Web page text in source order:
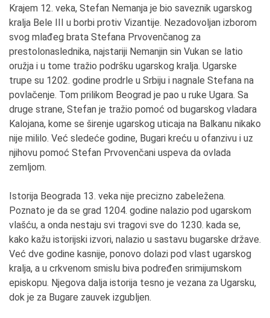
Krajem 12. veka, Stefan Nemanja je bio saveznik ugarskog
kralja Bele III u borbi protiv Vizantije. Nezadovoljan izborom
svog mlađeg brata Stefana Prvovenčanog za
prestolonaslednika, najstariji Nemanjin sin Vukan se latio
oružja i u tome tražio podršku ugarskog kralja. Ugarske
trupe su 1202. godine prodrle u Srbiju i nagnale Stefana na
povlačenje. Tom prilikom Beograd je pao u ruke Ugara. Sa
druge strane, Stefan je tražio pomoć od bugarskog vladara
Kalojana, kome se širenje ugarskog uticaja na Balkanu nikako
nije mililo. Već sledeće godine, Bugari kreću u ofanzivu i uz
njihovu pomoć Stefan Prvovenčani uspeva da ovlada
zemljom.
Istorija Beograda 13. veka nije precizno zabeležena.
Poznato je da se grad 1204. godine nalazio pod ugarskom
vlašću, a onda nestaju svi tragovi sve do 1230. kada se,
kako kažu istorijski izvori, nalazio u sastavu bugarske države.
Već dve godine kasnije, ponovo dolazi pod vlast ugarskog
kralja, a u crkvenom smislu biva podređen srimijumskom
episkopu. Njegova dalja istorija tesno je vezana za Ugarsku,
dok je za Bugare zauvek izgubljen.